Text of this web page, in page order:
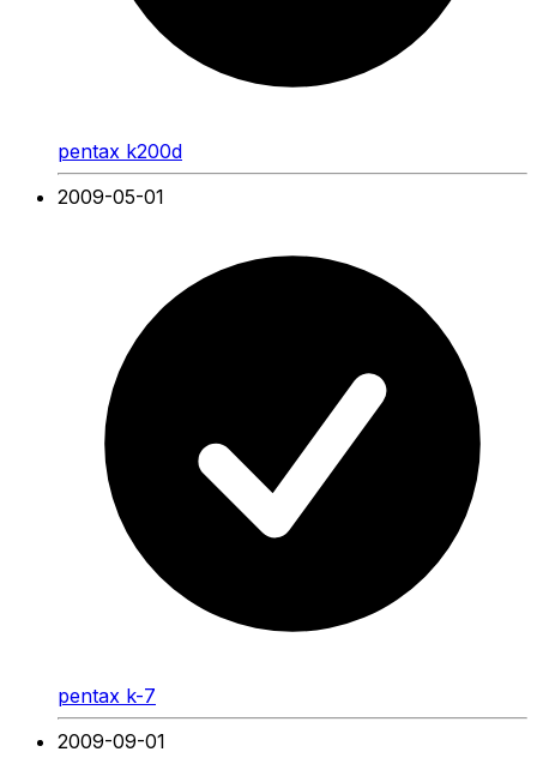
pentax k200d
2009-05-01
pentax k-7
2009-09-01